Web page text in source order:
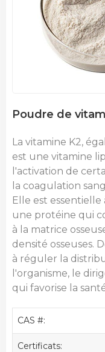
Poudre de
La vitamine K2,
est une vitamine
l'activation de
la coagulation
Elle est
une protéine qui
à la matrice
densité osseuses.
à réguler la
l'organisme, le
qui favorise la
CAS #:
Certificats: